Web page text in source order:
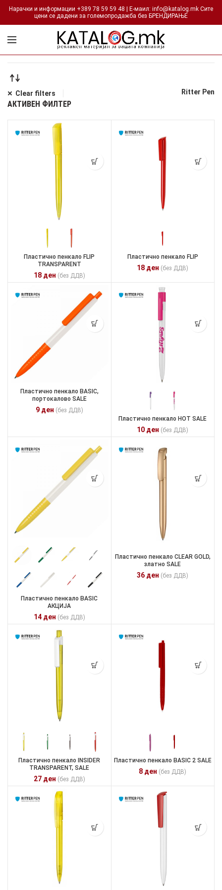
Нарачки и информации +389 78 59 59 48 | Е-маил: info@katalog.mk Сите
цени се дадени за големопродажба без БРЕНДИРАЊЕ
Clear filters
АКТИВЕН ФИЛТЕР
Ritter Pen
Пластично пенкало FLIP
TRANSPARENT
18 ден (без ДДВ)
Пластично пенкало FLIP
18 ден (без ДДВ)
Пластично пенкало BASIC,
портокалово SALE
9 ден (без ДДВ)
Пластично пенкало HOT SALE
10 ден (без ДДВ)
Пластично пенкало BASIC
АКЦИЈА
14 ден (без ДДВ)
Пластично пенкало CLEAR GOLD,
златно SALE
36 ден (без ДДВ)
Пластично пенкало INSIDER
TRANSPARENT, SALE
27 ден (без ДДВ)
Пластично пенкало BASIC 2 SALE
8 ден (без ДДВ)